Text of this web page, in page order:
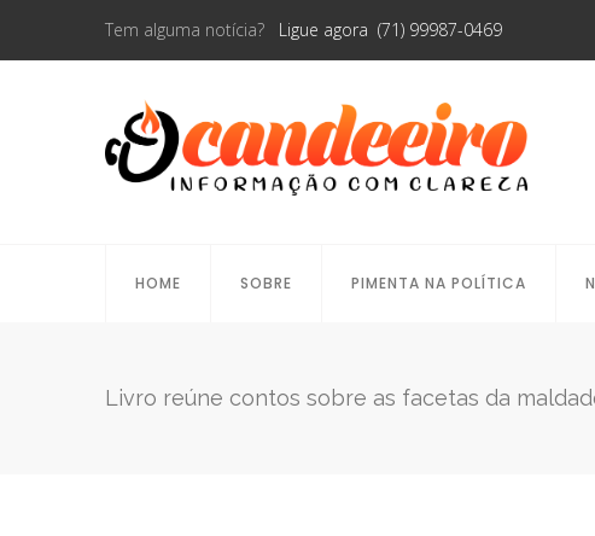
Tem alguma notícia? Ligue agora (71) 99987-0469
HOME SOBRE PIMENTA NA POLÍTICA
Livro reúne contos sobre as facetas da